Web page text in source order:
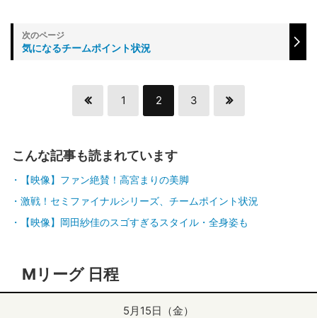
気になるチームポイント状況
1 2 3
こんな記事も読まれています
【映像】ファン絶賛！高宮まりの美脚
激戦！セミファイナルシリーズ、チームポイント状況
【映像】岡田紗佳のスゴすぎるスタイル・全身姿も
Mリーグ 日程
5月15日（金）